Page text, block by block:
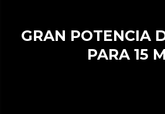
GRAN POTENCIA DE 2000 W
PARA 15